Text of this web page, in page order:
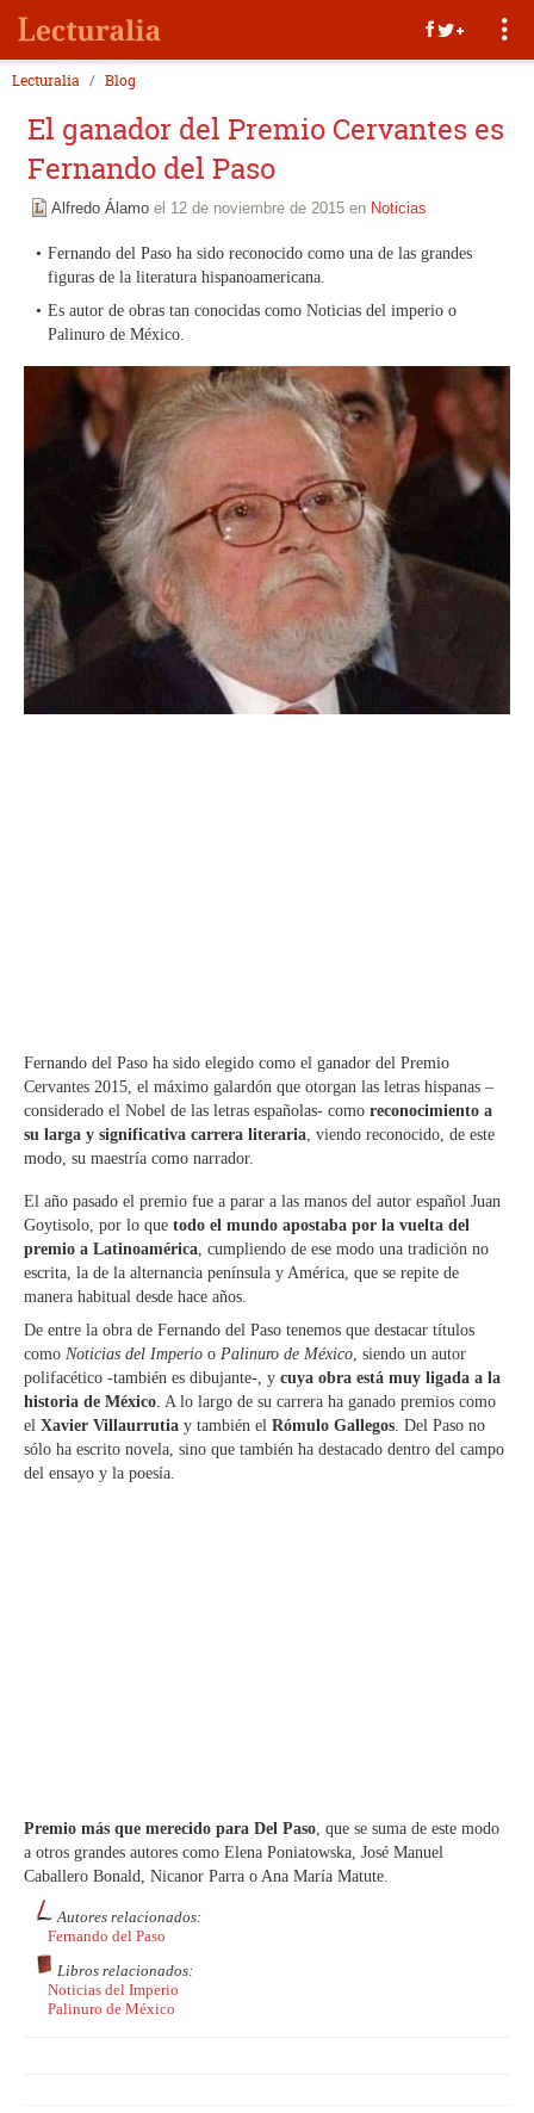
Lecturalia Blog
El ganador del Premio Cervantes es
Fernando del Paso
Alfredo Álamo el 12 de noviembre de 2015 en Noticias
Fernando del Paso ha sido reconocido como una de las grandes
figuras de la literatura hispanoamericana.
Es autor de obras tan conocidas como Noticias del imperio o
Palinuro de México.
Fernando del Paso ha sido elegido como el ganador del Premio
Cervantes 2015, el máximo galardón que otorgan las letras hispanas –
considerado el Nobel de las letras españolas- como reconocimiento a
su larga y significativa carrera literaria, viendo reconocido, de este
modo, su maestría como narrador.
El año pasado el premio fue a parar a las manos del autor español Juan
Goytisolo, por lo que todo el mundo apostaba por la vuelta del
premio a Latinoamérica, cumpliendo de ese modo una tradición no
escrita, la de la alternancia península y América, que se repite de
manera habitual desde hace años.
De entre la obra de Fernando del Paso tenemos que destacar títulos
como Noticias del Imperio o Palinuro de México, siendo un autor
polifacético -también es dibujante-, y cuya obra está muy ligada a la
historia de México. A lo largo de su carrera ha ganado premios como
el Xavier Villaurrutia y también el Rómulo Gallegos. Del Paso no
sólo ha escrito novela, sino que también ha destacado dentro del campo
del ensayo y la poesía.
Premio más que merecido para Del Paso, que se suma de este modo
a otros grandes autores como Elena Poniatowska, José Manuel
Caballero Bonald, Nicanor Parra o Ana María Matute.
Autores relacionados:
Fernando del Paso
Libros relacionados:
Noticias del Imperio
Palinuro de México